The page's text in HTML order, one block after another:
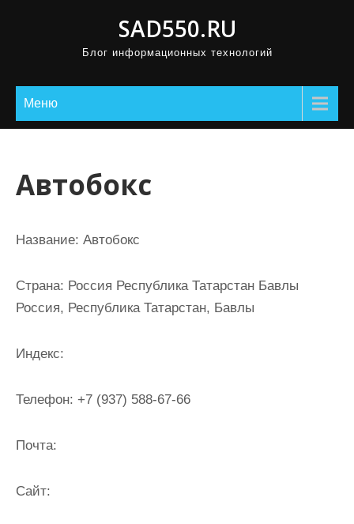
SAD550.RU
Блог информационных технологий
Меню
Автобокс
Название: Автобокс
Страна: Россия Республика Татарстан Бавлы
Россия, Республика Татарстан, Бавлы
Индекс:
Телефон: +7 (937) 588-67-66
Почта:
Cайт: